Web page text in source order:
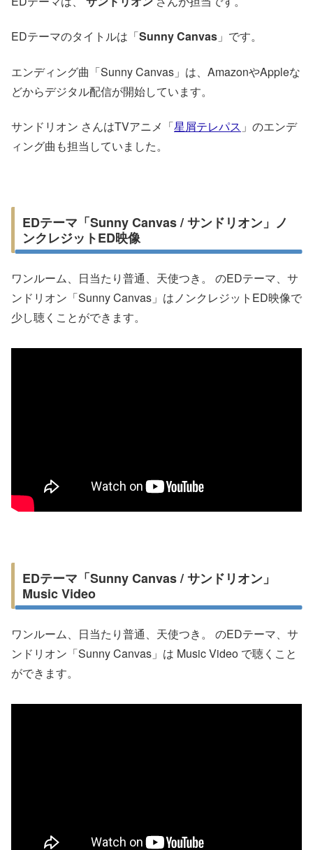
EDテーマのタイトルは「Sunny Canvas 」です。
エンディング曲「Sunny Canvas」は、AmazonやAppleな
どからデジタル配信が開始しています。
サンドリオン さんはTVアニメ「星屑テレパス 」のエンデ
ィング曲も担当していました。
EDテーマ「Sunny Canvas / サンドリオン」ノ
ンクレジットED映像
ワンルーム、日当たり普通、天使つき。 のEDテーマ、サ
ンドリオン「Sunny Canvas」はノンクレジットED映像で
少し聴くことができます。
EDテーマ「Sunny Canvas / サンドリオン」
Music Video
ワンルーム、日当たり普通、天使つき。 のEDテーマ、サ
ンドリオン「Sunny Canvas」は Music Video で聴くこと
ができます。